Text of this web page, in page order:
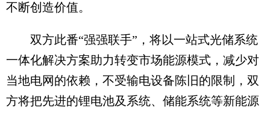
不断创造价值。
双方此番“强强联手”，将以一站式光储系统
一体化解决方案助力转变市场能源模式，减少对
当地电网的依赖，不受输电设备陈旧的限制，双
方将把先进的锂电池及系统、储能系统等新能源